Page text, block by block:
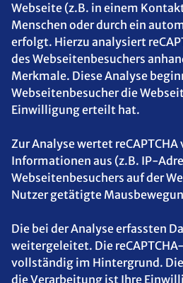
Webseite (z.B. in einem
Menschen oder durch ein
erfolgt. Hierzu analysiert
des Webseitenbesuchers
Merkmale. Diese Analyse
Webseitenbesucher die
Einwilligung erteilt hat.
Zur Analyse wertet
Informationen aus (z.B. IP-
Webseitenbesuchers auf der
Nutzer getätigte
Die bei der Analyse erfassten
weitergeleitet. Die
vollständig im Hintergrund.
die Verarbeitung ist Ihre